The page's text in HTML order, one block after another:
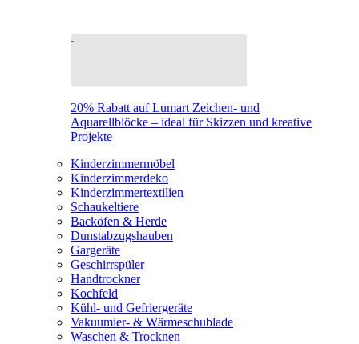
20% Rabatt auf Lumart Zeichen- und
Aquarellblöcke – ideal für Skizzen und kreative
Projekte
Kinderzimmermöbel
Kinderzimmerdeko
Kinderzimmertextilien
Schaukeltiere
Backöfen & Herde
Dunstabzugshauben
Gargeräte
Geschirrspüler
Handtrockner
Kochfeld
Kühl- und Gefriergeräte
Vakuumier- & Wärmeschublade
Waschen & Trocknen